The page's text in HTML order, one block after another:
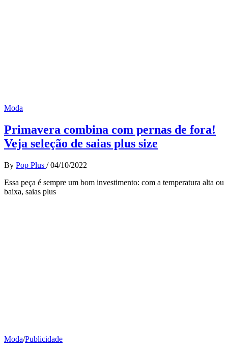
Moda
Primavera combina com pernas de fora!
Veja seleção de saias plus size
By Pop Plus / 04/10/2022
Essa peça é sempre um bom investimento: com a temperatura alta ou
baixa, saias plus
Moda/Publicidade